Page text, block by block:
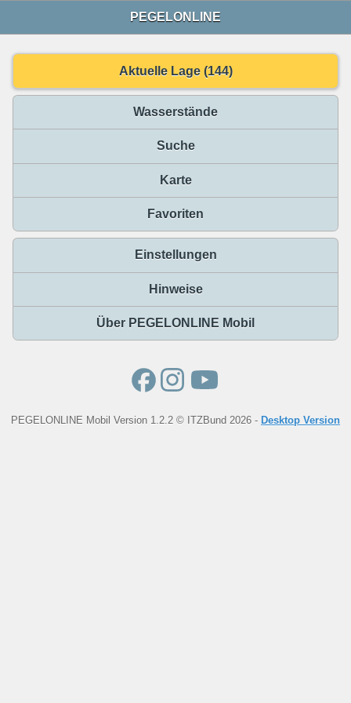
PEGELONLINE
Aktuelle Lage (144)
Wasserstände
Suche
Karte
Favoriten
Einstellungen
Hinweise
Über PEGELONLINE Mobil
PEGELONLINE Mobil Version 1.2.2 © ITZBund 2026 - Desktop Version